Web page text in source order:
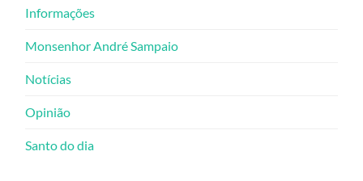
Informações
Monsenhor André Sampaio
Notícias
Opinião
Santo do dia